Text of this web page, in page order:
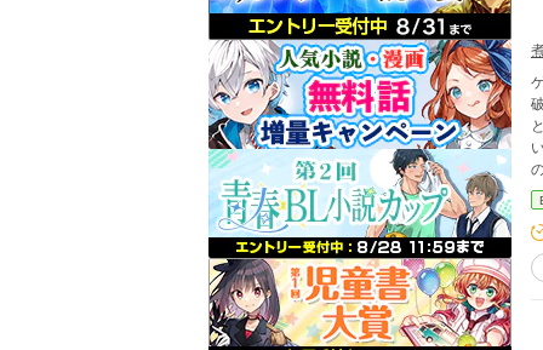
破棄
の
回避され
ム
の
け
ました 転生悪役令嬢は